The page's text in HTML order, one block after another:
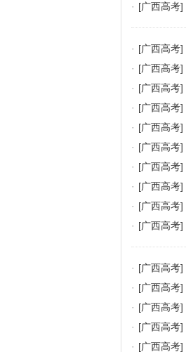
· [广西高考]
· [广西高考]
· [广西高考]
· [广西高考]
· [广西高考]
· [广西高考]
· [广西高考]
· [广西高考]
· [广西高考]
· [广西高考]
· [广西高考]
· [广西高考]
· [广西高考]
· [广西高考]
· [广西高考]
· [广西高考]